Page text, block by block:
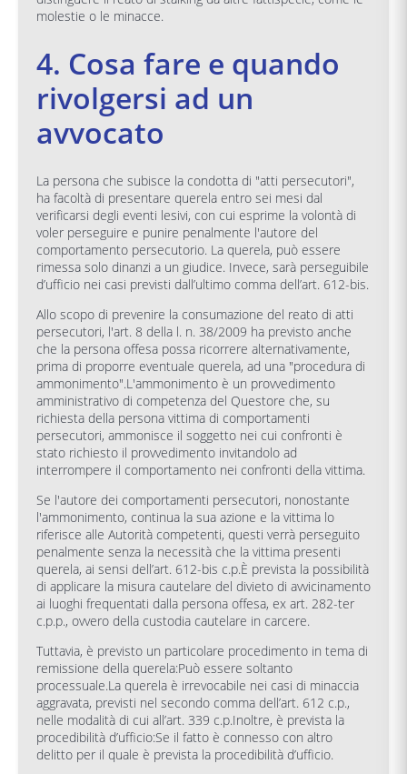
molestie o le minacce.
4. Cosa fare e quando
rivolgersi ad un
avvocato
La persona che subisce la condotta di "atti persecutori",
ha facoltà di presentare querela entro sei mesi dal
verificarsi degli eventi lesivi, con cui esprime la volontà di
voler perseguire e punire penalmente l'autore del
comportamento persecutorio. La querela, può essere
rimessa solo dinanzi a un giudice. Invece, sarà perseguibile
d’ufficio nei casi previsti dall’ultimo comma dell’art. 612-bis.
Allo scopo di prevenire la consumazione del reato di atti
persecutori, l'art. 8 della l. n. 38/2009 ha previsto anche
che la persona offesa possa ricorrere alternativamente,
prima di proporre eventuale querela, ad una "procedura di
ammonimento".L'ammonimento è un provvedimento
amministrativo di competenza del Questore che, su
richiesta della persona vittima di comportamenti
persecutori, ammonisce il soggetto nei cui confronti è
stato richiesto il provvedimento invitandolo ad
interrompere il comportamento nei confronti della vittima.
Se l'autore dei comportamenti persecutori, nonostante
l'ammonimento, continua la sua azione e la vittima lo
riferisce alle Autorità competenti, questi verrà perseguito
penalmente senza la necessità che la vittima presenti
querela, ai sensi dell’art. 612-bis c.p.È prevista la possibilità
di applicare la misura cautelare del divieto di avvicinamento
ai luoghi frequentati dalla persona offesa, ex art. 282-ter
c.p.p., ovvero della custodia cautelare in carcere.
Tuttavia, è previsto un particolare procedimento in tema di
remissione della querela:Può essere soltanto
processuale.La querela è irrevocabile nei casi di minaccia
aggravata, previsti nel secondo comma dell’art. 612 c.p.,
nelle modalità di cui all’art. 339 c.p.Inoltre, è prevista la
procedibilità d’ufficio:Se il fatto è connesso con altro
delitto per il quale è prevista la procedibilità d’ufficio.